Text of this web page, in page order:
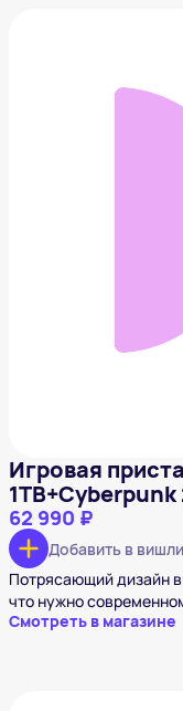
Игровая
Игровая
1TB+Cyberpunk
62 990 ₽
Добавить в
Потрясающий дизайн
что нужно
Смотреть в магазине